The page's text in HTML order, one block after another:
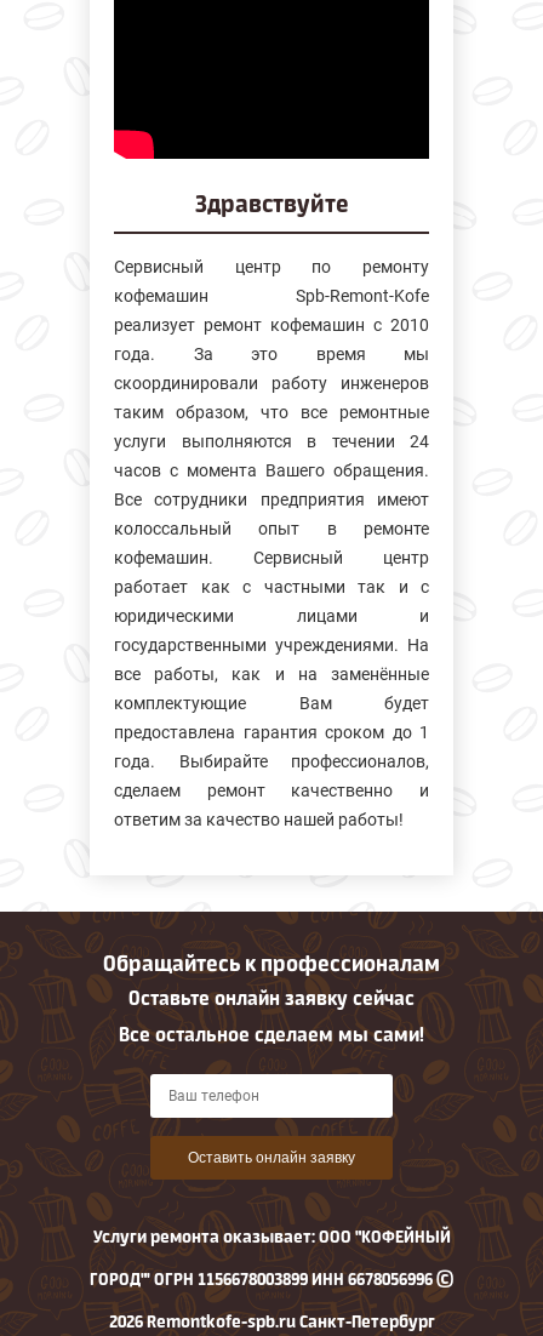
Здравствуйте
Сервисный центр по ремонту
кофемашин Spb-Remont-Kofe
реализует ремонт кофемашин с 2010
года. За это время мы
скоординировали работу инженеров
таким образом, что все ремонтные
услуги выполняются в течении 24
часов с момента Вашего обращения.
Все сотрудники предприятия имеют
колосcальный опыт в ремонте
кофемашин. Сервисный центр
работает как с частными так и с
юридическими лицами и
государственными учреждениями. На
все работы, как и на заменённые
комплектующие Вам будет
предоставлена гарантия сроком до 1
года. Выбирайте профессионалов,
сделаем ремонт качественно и
ответим за качество нашей работы!
Обращайтесь к профессионалам
Оставьте онлайн заявку сейчас
Все остальное сделаем мы сами!
Оставить онлайн заявку
Услуги ремонта оказывает: ООО "КОФЕЙНЫЙ
ГОРОД"' ОГРН 1156678003899 ИНН 6678056996 ©
2026 Remontkofe-spb.ru Санкт-Петербург